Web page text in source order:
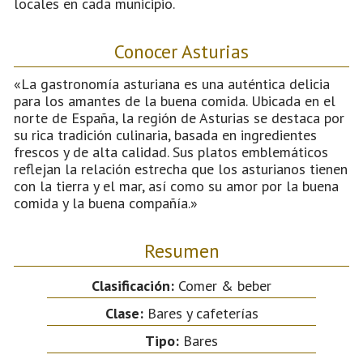
Conocer Asturias
«La gastronomía asturiana es una auténtica delicia
para los amantes de la buena comida. Ubicada en el
norte de España, la región de Asturias se destaca por
su rica tradición culinaria, basada en ingredientes
frescos y de alta calidad. Sus platos emblemáticos
reflejan la relación estrecha que los asturianos tienen
con la tierra y el mar, así como su amor por la buena
comida y la buena compañía.»
Resumen
Clasificación: Comer & beber
Clase:Bares y cafeterías
Tipo: Bares